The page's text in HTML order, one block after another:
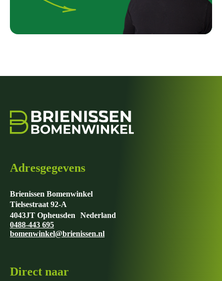
Adresgegevens
Brienissen Bomenwinkel
Tielsestraat 92-A
4043JT Opheusden Nederland
0488-443 695
bomenwinkel@brienissen.nl
Direct naar